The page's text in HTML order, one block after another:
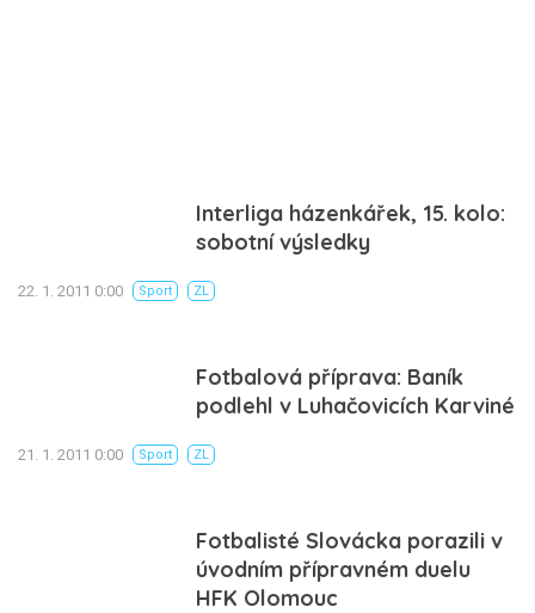
Interliga házenkářek, 15. kolo:
sobotní výsledky
22. 1. 2011 0:00 Sport ZL
Fotbalová příprava: Baník
podlehl v Luhačovicích Karviné
21. 1. 2011 0:00 Sport ZL
Fotbalisté Slovácka porazili v
úvodním přípravném duelu
HFK Olomouc